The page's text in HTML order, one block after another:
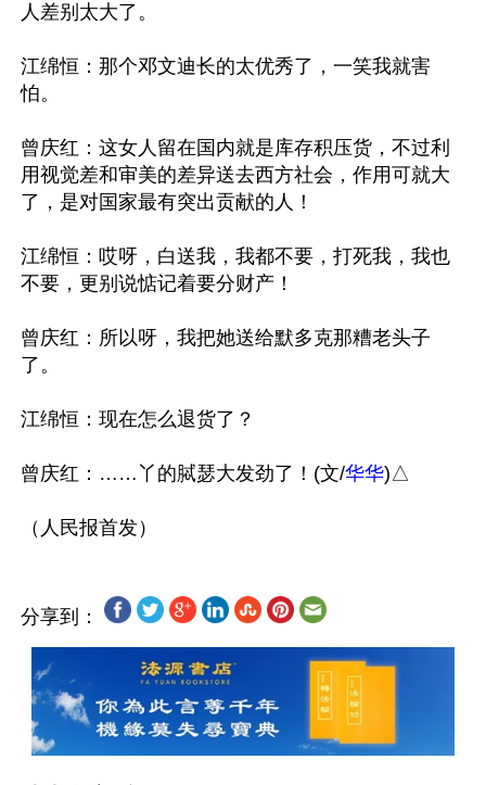
人差别太大了。
江绵恒：那个邓文迪长的太优秀了，一笑我就害
怕。
曾庆红：这女人留在国内就是库存积压货，不过利
用视觉差和审美的差异送去西方社会，作用可就大
了，是对国家最有突出贡献的人！
江绵恒：哎呀，白送我，我都不要，打死我，我也
不要，更别说惦记着要分财产！
曾庆红：所以呀，我把她送给默多克那糟老头子
了。
江绵恒：现在怎么退货了？
曾庆红：……丫的脦瑟大发劲了！(文/华华)△
分享到：